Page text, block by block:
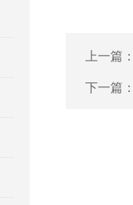
上一篇
下一篇